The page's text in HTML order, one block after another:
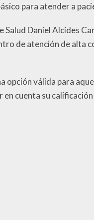
para atender a
Daniel Alcides
de atención de
opción válida para
cuenta su